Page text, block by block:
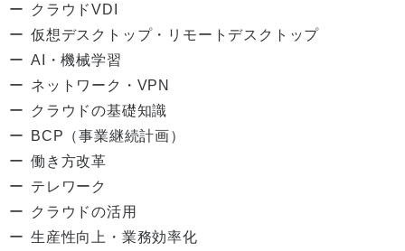
クラウドVDI
仮想デスクトップ・リモートデスクトップ
AI・機械学習
ネットワーク・VPN
クラウドの基礎知識
BCP（事業継続計画）
働き方改革
テレワーク
クラウドの活用
生産性向上・業務効率化